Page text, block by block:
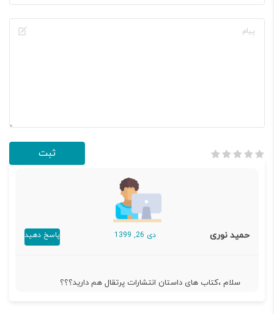
حمید نوری دی 26, 1399 پاسخ دهید
سلام ،کتاب های داستان انتشارات پرتقال هم دارید؟؟؟